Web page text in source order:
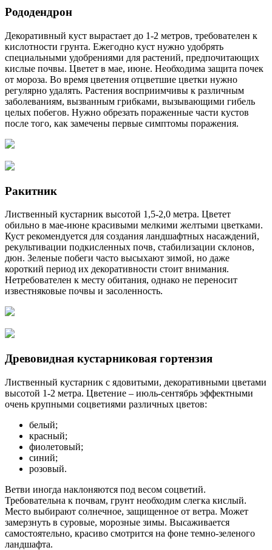
Рододендрон
Декоративный куст вырастает до 1-2 метров, требователен к
кислотности грунта. Ежегодно куст нужно удобрять
специальными удобрениями для растений, предпочитающих
кислые почвы. Цветет в мае, июне. Необходима защита почек
от мороза. Во время цветения отцветшие цветки нужно
регулярно удалять. Растения восприимчивы к различным
заболеваниям, вызванным грибками, вызывающими гибель
целых побегов. Нужно обрезать пораженные части кустов
после того, как замечены первые симптомы поражения.
Ракитник
Лиственный кустарник высотой 1,5-2,0 метра. Цветет
обильно в мае-июне красивыми мелкими желтыми цветками.
Куст рекомендуется для создания ландшафтных насаждений,
рекультивации подкисленных почв, стабилизации склонов,
дюн. Зеленые побеги часто высыхают зимой, но даже
короткий период их декоративности стоит внимания.
Нетребователен к месту обитания, однако не переносит
известняковые почвы и засоленность.
Древовидная кустарниковая гортензия
Лиственный кустарник с ядовитыми, декоративными цветами
высотой 1-2 метра. Цветение – июль-сентябрь эффектными
очень крупными соцветиями различных цветов:
белый;
красный;
фиолетовый;
синий;
розовый.
Ветви иногда наклоняются под весом соцветий.
Требовательна к почвам, грунт необходим слегка кислый.
Место выбирают солнечное, защищенное от ветра. Может
замерзнуть в суровые, морозные зимы. Высаживается
самостоятельно, красиво смотрится на фоне темно-зеленого
ландшафта.